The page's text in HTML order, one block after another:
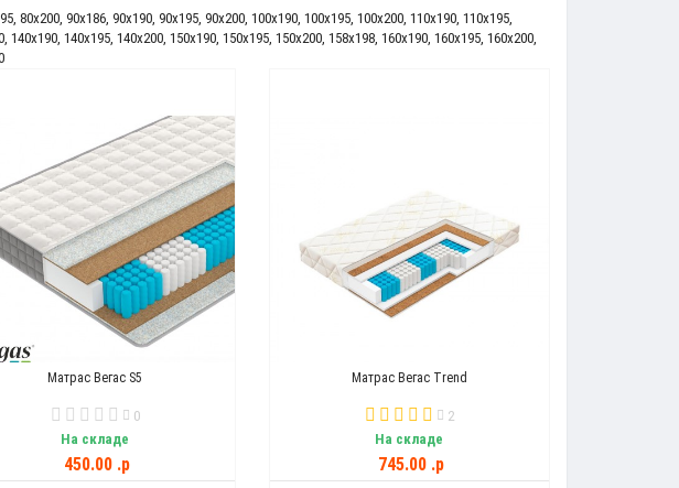
, 80x200, 90x186, 90x190, 90x195, 90x200, 100x190, 100x195, 100x200, 110x190, 110x195,
, 140x190, 140x195, 140x200, 150x190, 150x195, 150x200, 158x198, 160x190, 160x195, 160x200,
Матрас Вегас S5
0
На складе
450.00 .p
Матрас Вегас Trend
2
На складе
745.00 .p